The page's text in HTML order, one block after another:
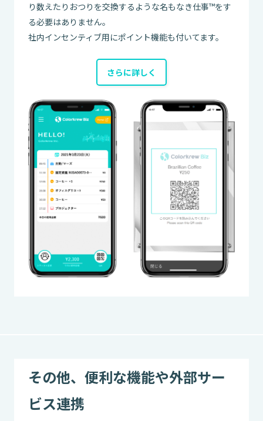
り数えたりおつりを交換するような名もなき仕事™をす
る必要はありません。
社内インセンティブ用にポイント機能も付いてます。
さらに詳しく
その他、便利な機能や外部サー
ビス連携